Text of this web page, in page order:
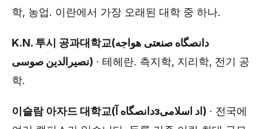
학, 농업. 이란에서 가장 오래된 대학 중 하나.
K.N. 투시 공과대학교(دانصگاه صنعتی هواجه
نصیرالدین صوسی) · 테헤란. 측지학, 지리학, 전기 공
학.
이슬람 아자드 대학교(دانصگاه آзاد اسلامی) · 전국에